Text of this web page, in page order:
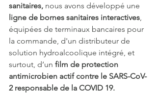
sanitaires, nous avons développé une
ligne de bornes sanitaires interactives
équipées de terminaux bancaires pour
la commande, d'un distributeur de
solution hydroalcoolique intégré, et
surtout, d’un film de protection
antimicrobien actif contre le SARS-CoV-
2 responsable de la COVID 19.